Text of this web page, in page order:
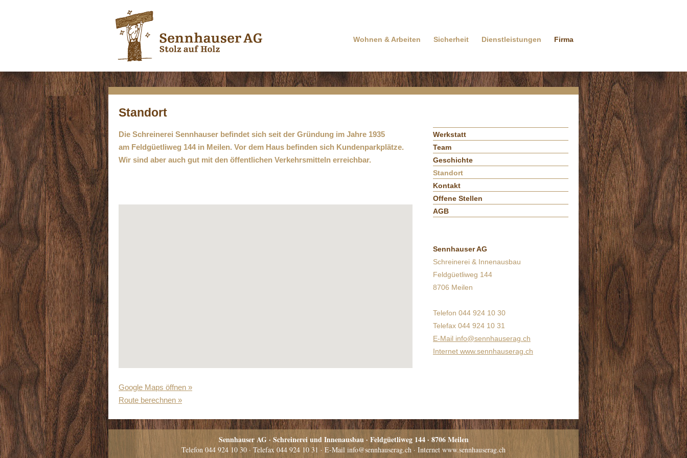
Wohnen & Arbeiten Sicherheit Dienstleistungen Firma
Werkstatt
Team
Geschichte
Standort
Kontakt
Offene Stellen
AGB
Sennhauser AG
Schreinerei & Innenausbau
Feldgüetliweg 144
8706 Meilen
Telefon 044 924 10 30
Telefax 044 924 10 31
E-Mail info@sennhauserag.ch
Internet www.sennhauserag.ch
Standort
Die Schreinerei Sennhauser befindet sich seit der Gründung im Jahre 1935
am Feldgüetliweg 144 in Meilen. Vor dem Haus befinden sich Kundenparkplätze.
Wir sind aber auch gut mit den öffentlichen Verkehrsmitteln erreichbar.
Google Maps öffnen »
Route berechnen »
Sennhauser AG · Schreinerei und Innenausbau · Feldgüetliweg 144 · 8706 Meilen
Telefon 044 924 10 30 · Telefax 044 924 10 31 · E-Mail info@sennhauserag.ch · Internet www.sennhauserag.ch